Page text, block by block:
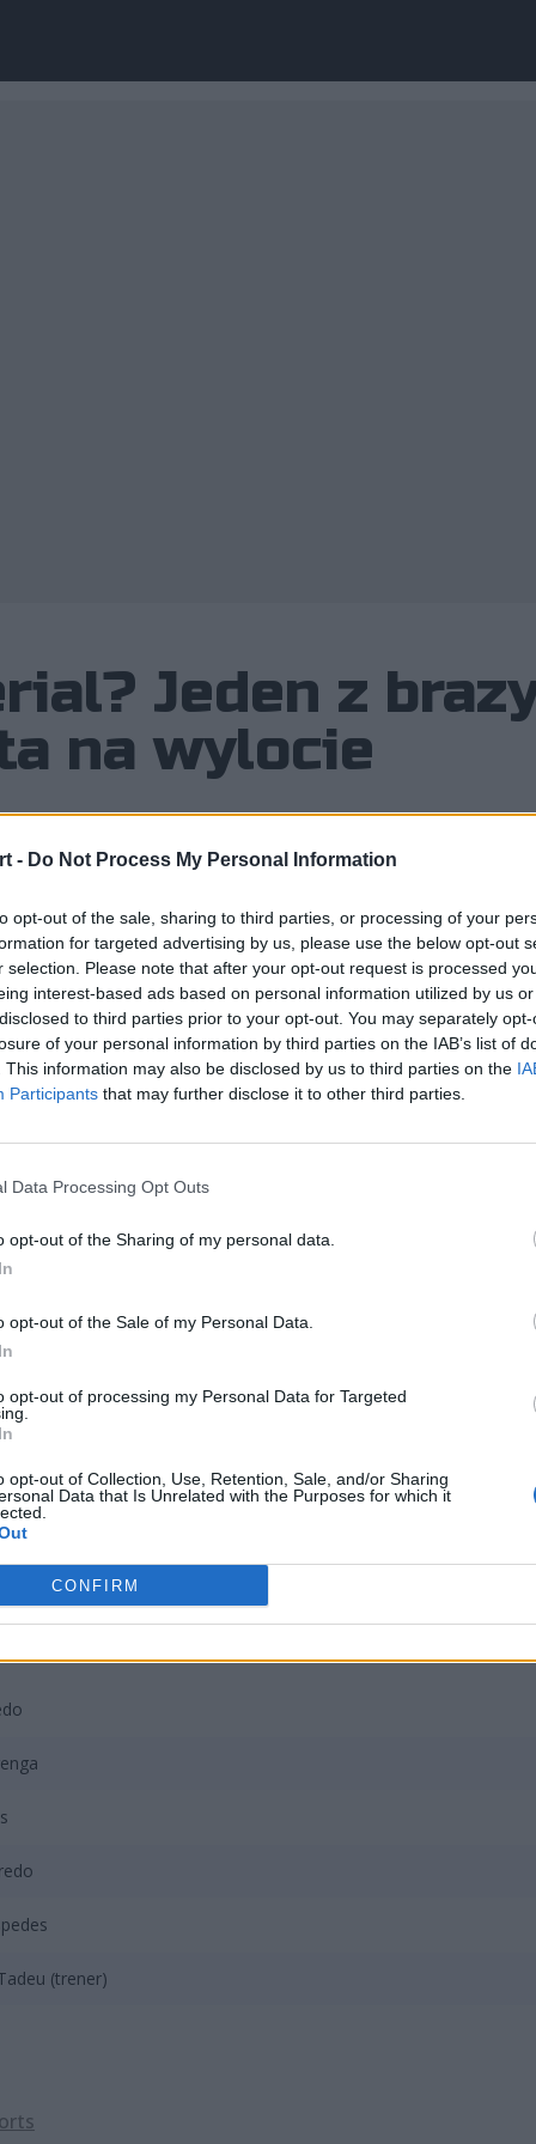
- Do Not Process My Personal Information
opt-out of the sale, sharing to third parties, or processing of your
for targeted advertising by us, please use the below opt-out
selection. Please note that after your opt-out request is processed
interest-based ads based on personal information utilized by us
to third parties prior to your opt-out. You may separately
of your personal information by third parties on the IAB’s list of
This information may also be disclosed by us to third parties on the
Participants that may further disclose it to other third parties.
Data Processing Opt Outs
opt-out of the Sharing of my personal data.
opt-out of the Sale of my Personal Data.
opt-out of processing my Personal Data for Targeted
opt-out of Collection, Use, Retention, Sale, and/or Sharing
Data that Is Unrelated with the Purposes for which it
CONFIRM
Jeden z
na wylocie
który skupił wokół siebie
ekipa ta dość szybko
A potem był m.in. awans na
że Latynosi na stale włączą się
Imperial?
Imperial radziło sobie o wiele słabiej. W efekcie
jak miało to miejsce w przypadku ESL Challenger
przy okazji imprez spod szyldu Intel Extreme
Wobec tego nie można być zaskoczonym, iż
dotknąć Lincolna “fnx-a” Laua, który w trakcie
najsłabszy wynik w całym zespole.
Dust2.br
, faworytem ma być w tym wypadku Marcelo
również m.in. Luminosity Gaming oraz INTZ.
"⁠biguzera⁠" Bittencourt z paiN Gaming, Lucas
chelo, gra w Made in Brazil. Niemniej to Cespedes jest
ściągnąć, tym bardziej że według dziennikarzy z Ameryki
Imperial Esports będzie
(trener)